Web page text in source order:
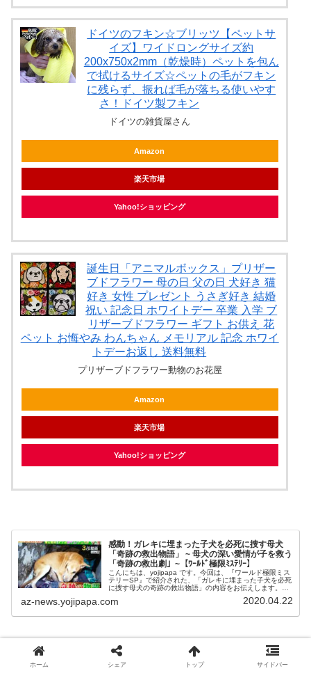
ドイツのフキン☆ブリッツ【ペットサ
イズ】ワイドロングサイズ約
200x750x2mm（乾燥時）ペットを包ん
で拭けるサイズ☆ペットの毛がフキン
に残らず、振れば毛が落ちる使いやす
さ！ドイツ製フキン
ドイツの雑貨屋さん
Amazon
楽天市場
Yahoo!ショッピング
誕生日「アニマルボックス」プリザー
ブドフラワー 母の日 父の日 犬好き 猫
好き 女性 プレゼント うさぎ好き 結婚
祝い 記念日 ホワイトデー 卒業 入学 ブ
リザーブドフラワー ギフト お供え 花
ペット お悔やみ わんちゃん メモリアル 記念 ホワイ
トデーお返し 送料無料
プリザーブドフラワー動物のお花屋
Amazon
楽天市場
Yahoo!ショッピング
感動！ガレキに埋まった子犬を必死に捜す母犬
「奇跡の救出物語」 ~ 母犬の深い愛情が子を救う
「奇跡の救出劇」~【ﾜｰﾙﾄﾞ極限ﾐｽﾃﾘｰ】
こんにちは、yojipapa です。今回は、『ワールド極限ミス
テリーSP』で紹介された、「ガレキに埋まった子犬を必死
に捜す母犬の奇跡の救出物語」の内容をお伝えします。番
耀も胸...
az-news.yojipapa.com 2020.04.22
ホーム シェア トップ サイドバー